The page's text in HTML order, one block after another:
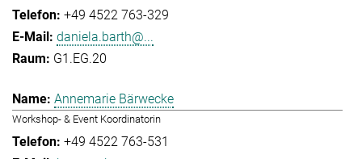
+49 4522 763-329
daniela.barth@...
G1.EG.20
Annemarie Bärwecke
Workshop- & Event Koordinatorin
+49 4522 763-531